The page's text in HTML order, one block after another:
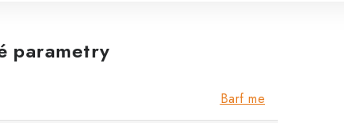
parametry
Barf me